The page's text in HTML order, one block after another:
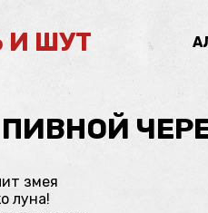
И ШУТ
змея
луна!